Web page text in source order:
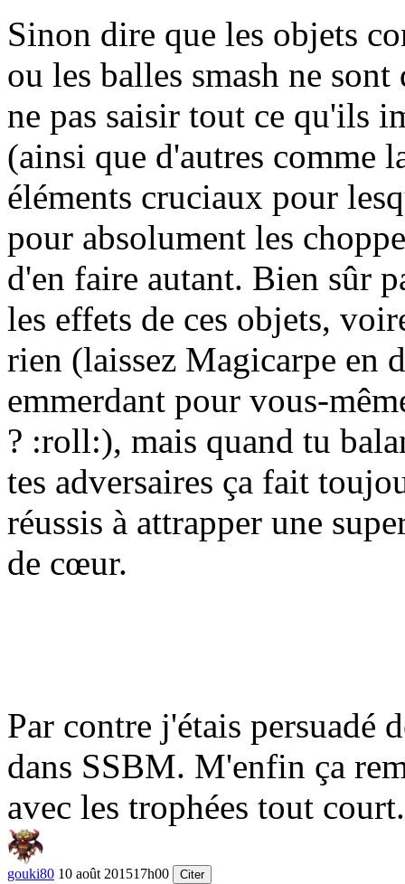
Sinon dire que les objets
ou les balles smash ne
ne pas saisir tout ce qu'ils
(ainsi que d'autres comme
éléments cruciaux pour
pour absolument les
d'en faire autant. Bien sûr
les effets de ces objets,
rien (laissez Magicarpe en
emmerdant pour vous-
? :roll:), mais quand tu
tes adversaires ça fait
réussis à attrapper une
de cœur.
Par contre j'étais persuadé
dans SSBM. M'enfin ça
avec les trophées tout
gouki80 10 août 201517h00 Citer